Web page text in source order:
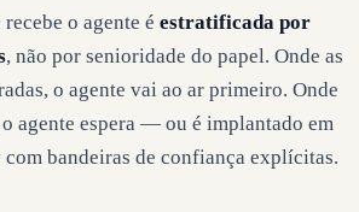
o agente é estratificada por
, não por senioridade do papel. Onde as
o agente vai ao ar primeiro. Onde
agente espera — ou é implantado em
bandeiras de confiança explícitas.